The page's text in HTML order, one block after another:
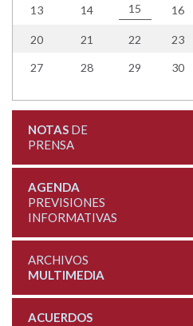
13 14 15 16
20 21 22 23
27 28 29 30
NOTASDE
PRENSA
AGENDA
PREVISIONES
INFORMATIVAS
ARCHIVOS
MULTIMEDIA
ACUERDOS